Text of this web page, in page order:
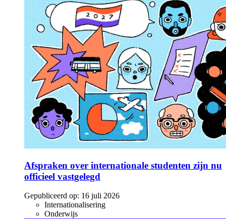
Afspraken over internationale studenten zijn nu
officieel vastgelegd
Gepubliceerd op: 16 juli 2026
Internationalisering
Onderwijs